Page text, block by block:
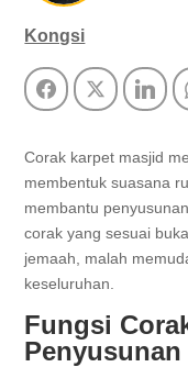
Kongsi
FacebookTwitter
Corak karpet masjid
membentuk suasana
membantu
corak yang sesuai
jemaah, malah
keseluruhan.
Fungsi
Penyusunan